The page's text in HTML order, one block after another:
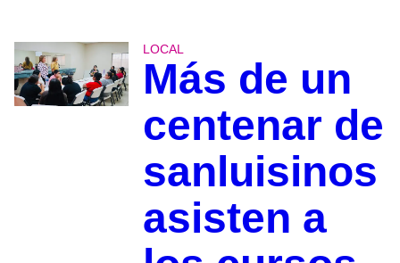
LOCAL
Más de un
centenar de
sanluisinos
asisten a